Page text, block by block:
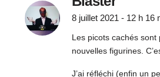
8 juillet 2021 - 12 h 16
Les picots cachés
nouvelles figurines.
J’ai réfléchi (enfin un